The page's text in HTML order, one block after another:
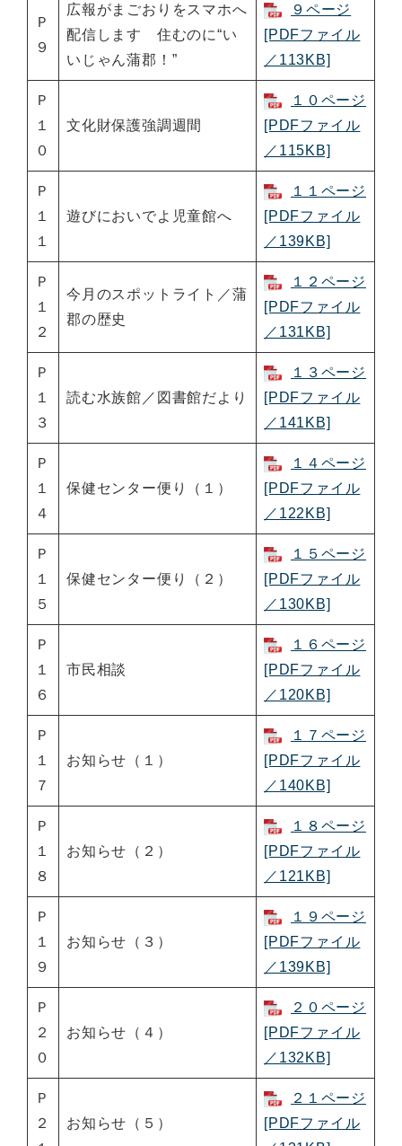
Ｐ
９
広報がまごおりをスマホへ
配信します 住むのに“い
いじゃん蒲郡！”
９ページ
[PDFファイル
／113KB]
Ｐ
１
０
文化財保護強調週間
１０ページ
[PDFファイル
／115KB]
Ｐ
１
１
遊びにおいでよ児童館へ
１１ページ
[PDFファイル
／139KB]
Ｐ
１
２
今月のスポットライト／蒲
郡の歴史
１２ページ
[PDFファイル
／131KB]
Ｐ
１
３
読む水族館／図書館だより
１３ページ
[PDFファイル
／141KB]
Ｐ
１
４
保健センター便り（１）
１４ページ
[PDFファイル
／122KB]
Ｐ
１
５
保健センター便り（２）
１５ページ
[PDFファイル
／130KB]
Ｐ
１
６
市民相談
１６ページ
[PDFファイル
／120KB]
Ｐ
１
７
お知らせ（１）
１７ページ
[PDFファイル
／140KB]
Ｐ
１
８
お知らせ（２）
１８ページ
[PDFファイル
／121KB]
Ｐ
１
９
お知らせ（３）
１９ページ
[PDFファイル
／139KB]
Ｐ
２
０
お知らせ（４）
２０ページ
[PDFファイル
／132KB]
Ｐ
２
お知らせ（５）
２１ページ
[PDFファイル